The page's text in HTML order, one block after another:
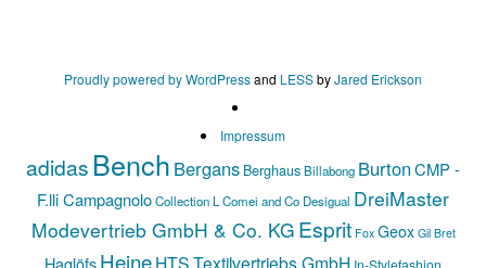
Proudly powered by WordPressand LESSbyJared Erickson
Impressum
adidas Bench Bergans Berghaus Billabong BurtonCMP -
F.lli CampagnoloCollection L Comei and Co Desigual DreiMaster
Modevertrieb GmbH & Co. KG Esprit Fox Geox Gil Bret
HaglöfsHeineHTS Textilvertriebs GmbH In-Stylefashion